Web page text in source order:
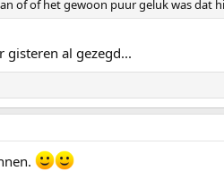
of of het gewoon puur geluk was dat
al gezegd...